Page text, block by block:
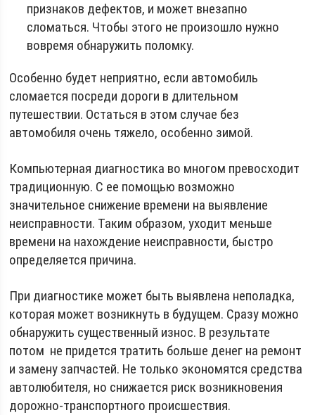
признаков дефектов, и может внезапно
сломаться. Чтобы этого не произошло нужно
вовремя обнаружить поломку.
Особенно будет неприятно, если автомобиль
сломается посреди дороги в длительном
путешествии. Остаться в этом случае без
автомобиля очень тяжело, особенно зимой.
Компьютерная диагностика во многом превосходит
традиционную. С ее помощью возможно
значительное снижение времени на выявление
неисправности. Таким образом, уходит меньше
времени на нахождение неисправности, быстро
определяется причина.
При диагностике может быть выявлена неполадка,
которая может возникнуть в будущем. Сразу можно
обнаружить существенный износ. В результате
потом не придется тратить больше денег на ремонт
и замену запчастей. Не только экономятся средства
автолюбителя, но снижается риск возникновения
дорожно-транспортного происшествия.